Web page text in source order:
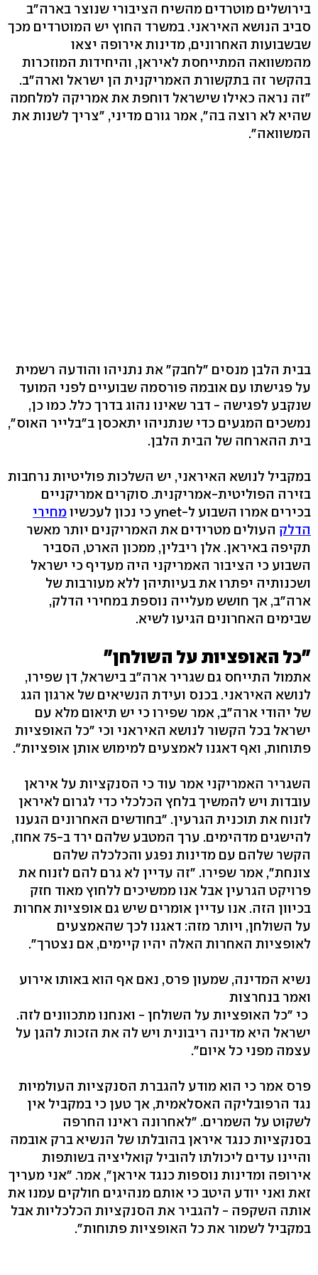
בירושלים מוטרדים מהשיח הציבורי שנוצר בארה"ב
סביב הנושא האיראני. במשרד החוץ יש המוטרדים מכך
שבשבועות האחרונים, מדינות אירופה יצאו
מהמשוואה המתייחסת לאיראן, והיחידות המוזכרות
בהקשר זה בתקשורת האמריקנית הן ישראל וארה"ב.
"זה נראה כאילו שישראל דוחפת את אמריקה למלחמה
שהיא לא רוצה בה", אמר גורם מדיני, "צריך לשנות את
המשוואה".
בבית הלבן מנסים "לחבק" את נתניהו והודעה רשמית
על פגישתו עם אובמה פורסמה שבועיים לפני המועד
שנקבע לפגישה - דבר שאינו נהוג בדרך כלל. כמו כן,
נמשכים המגעים כדי שנתניהו יתאכסן ב"בלייר האוס",
בית ההארחה של הבית הלבן.
במקביל לנושא האיראני, יש השלכות פוליטיות נרחבות
בזירה הפוליטית-אמריקנית. סוקרים אמריקניים
בכירים אמרו השבוע ל-ynet כי נכון לעכשיו
מחירי
הדלק העולים מטרידים את האמריקנים יותר מאשר
תקיפה באיראן. אלן ריבלין, ממכון הארט, הסביר
השבוע כי הציבור האמריקני היה מעדיף כי ישראל
ושכנותיה יפתרו את בעיותיהן ללא מעורבות של
ארה"ב, אך חושש מעלייה נוספת במחירי הדלק,
שבימים האחרונים הגיעו לשיא.
"כל האופציות על השולחן"
אתמול התייחס גם שגריר ארה"ב בישראל, דן שפירו,
לנושא האיראני. בכנס ועידת הנשיאים של ארגון הגג
של יהודי ארה"ב, אמר שפירו כי יש תיאום מלא עם
ישראל בכל הקשור לנושא האיראני וכי "כל האופציות
פתוחות, ואף דאגנו לאמצעים למימוש אותן אופציות".
השגריר האמריקני אמר עוד כי הסנקציות על איראן
עובדות ויש להמשיך בלחץ הכלכלי כדי לגרום לאיראן
לזנוח את תוכנית הגרעין. "בחודשים האחרונים הגענו
להישגים מדהימים. ערך המטבע שלהם ירד ב-75 אחוז,
הקשר שלהם עם מדינות נפגע והכלכלה שלהם
צונחת", אמר שפירו. "זה עדיין לא גרם להם לזנוח את
פרויקט הגרעין אבל אנו ממשיכים ללחוץ מאוד חזק
בכיוון הזה. אנו עדיין אומרים שיש גם אופציות אחרות
על השולחן, ויותר מזה: דאגנו לכך שהאמצעים
לאופציות האחרות האלה יהיו קיימים, אם נצטרך".
נשיא המדינה, שמעון פרס, נאם אף הוא באותו אירוע
ואמר בנחרצות
כי "כל האופציות על השולחן - ואנחנו מתכוונים לזה.
ישראל היא מדינה ריבונית ויש לה את הזכות להגן על
עצמה מפני כל איום".
פרס אמר כי הוא מודע להגברת הסנקציות העולמיות
נגד הרפובליקה האסלאמית, אך טען כי במקביל אין
לשקוט על השמרים. "לאחרונה ראינו החרפה
בסנקציות כנגד איראן בהובלתו של הנשיא ברק אובמה
והיינו עדים ליכולתו להוביל קואליציה בשותפות
אירופה ומדינות נוספות כנגד איראן", אמר. "אני מעריך
זאת ואני יודע היטב כי אותם מנהיגים חולקים עמנו את
אותה השקפה - להגביר את הסנקציות הכלכליות אבל
במקביל לשמור את כל האופציות פתוחות".